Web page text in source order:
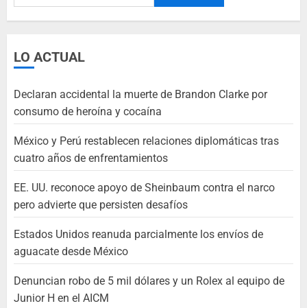
LO ACTUAL
Declaran accidental la muerte de Brandon Clarke por
consumo de heroína y cocaína
México y Perú restablecen relaciones diplomáticas tras
cuatro años de enfrentamientos
EE. UU. reconoce apoyo de Sheinbaum contra el narco
pero advierte que persisten desafíos
Estados Unidos reanuda parcialmente los envíos de
aguacate desde México
Denuncian robo de 5 mil dólares y un Rolex al equipo de
Junior H en el AICM